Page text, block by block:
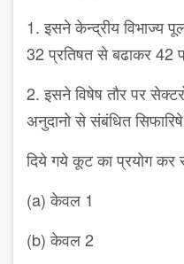
1. इसने केन्द्रीय विभाज्य
32 प्रतिषत से बढाकर 42
2. इसने विषेष तौर पर
अनुदानो से संबंधित
दिये गये कूट का प्रयोग कर
(a) केवल 1
(b) केवल 2